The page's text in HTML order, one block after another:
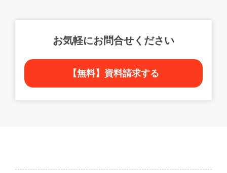
お気軽にお問合せください
【無料】資料請求する